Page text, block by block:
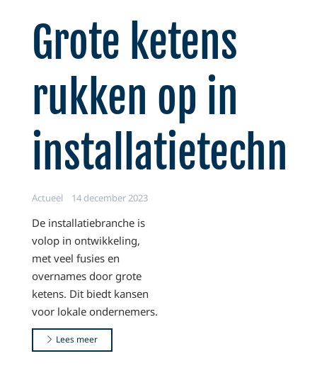
Grote ketens
rukken op in
Actueel 14 december 2023
De installatiebranche is
volop in ontwikkeling,
met veel fusies en
overnames door grote
ketens. Dit biedt kansen
voor lokale ondernemers.
Lees meer